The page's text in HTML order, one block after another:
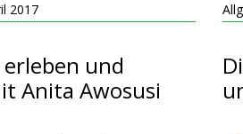
2017
und
Anita Awosusi